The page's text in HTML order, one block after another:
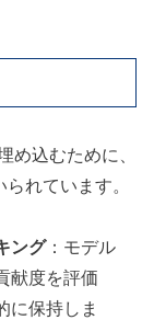
め込むために、
れています。
ング：モデル
献度を評価
に保持しま